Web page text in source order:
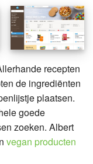
recepten
de ingrediënten
plaatsen.
goede
zoeken. Albert
vegan producten